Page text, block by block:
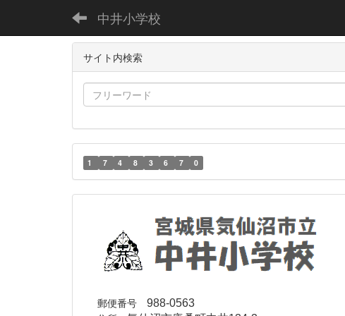
中井小学校
サイト内検索
1 7 4 8 3 6 7 0
郵便番号 988-0563